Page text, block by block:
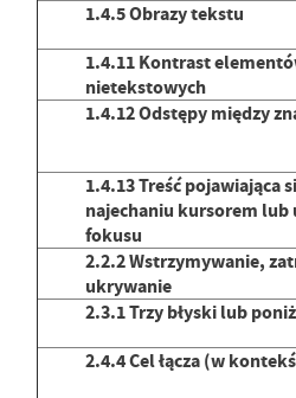
1.4.5 Obrazy tekstu
1.4.11 Kontrast
nietekstowych
1.4.12 Odstępy między
1.4.13 Treść pojawiająca
najechaniu kursorem lub
fokusu
2.2.2 Wstrzymywanie,
ukrywanie
2.3.1 Trzy błyski lub
2.4.4 Cel łącza(w